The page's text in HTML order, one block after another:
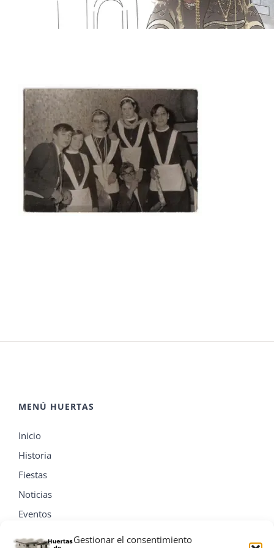
Gestionar el consentimiento
MENÚ HUERTAS
Inicio
Historia
Fiestas
Noticias
Eventos